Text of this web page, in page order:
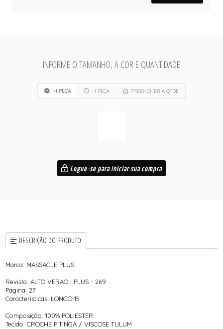
INFORME O TAMANHO, A COR E QUANTIDADE
+1 PEÇA -1 PEÇA PREENCHER A QTDE
Logue-se para iniciar sua compra
DESCRIÇÃO DO PRODUTO
Marca: MASSACLE PLUS
Revista: ALTO VERAO I PLUS - 269
Pagina: 27
Caracteristicas: LONGO-15
Composição: 100% POLIESTER
Tecido: CROCHE PITINGA / VISCOSE TULUM